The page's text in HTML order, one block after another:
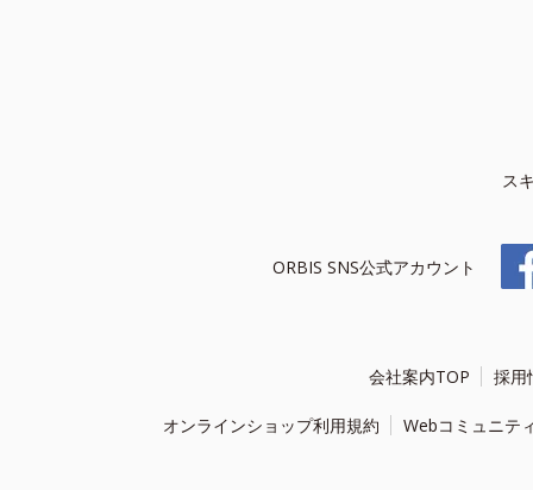
ス
ORBIS SNS公式アカウント
会社案内TOP 採用
オンラインショップ利用規約 Webコミュニテ